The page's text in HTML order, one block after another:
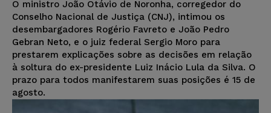
O ministro João Otávio de Noronha, corregedor do
Conselho Nacional de Justiça (CNJ), intimou os
desembargadores Rogério Favreto e João Pedro
Gebran Neto, e o juiz federal Sergio Moro para
prestarem explicações sobre as decisões em relação
à soltura do ex-presidente Luiz Inácio Lula da Silva. O
prazo para todos manifestarem suas posições é 15 de
agosto.